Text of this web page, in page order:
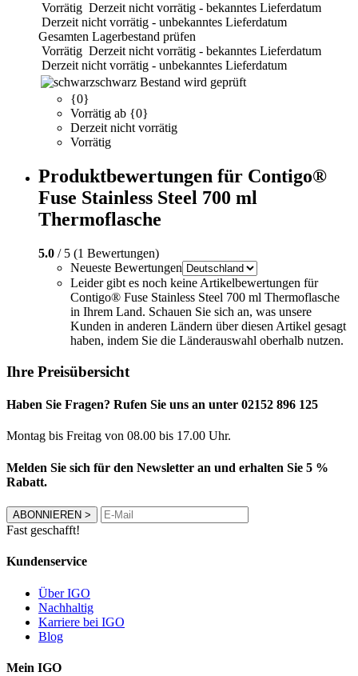
Vorrätig Derzeit nicht vorrätig - bekanntes Lieferdatum
Derzeit nicht vorrätig - unbekanntes Lieferdatum
Gesamten Lagerbestand prüfen
Vorrätig Derzeit nicht vorrätig - bekanntes Lieferdatum
Derzeit nicht vorrätig - unbekanntes Lieferdatum
schwarz Bestand wird geprüft
{0}
Vorrätig ab {0}
Derzeit nicht vorrätig
Vorrätig
Produktbewertungen für Contigo®
Fuse Stainless Steel 700 ml
Thermoflasche
5.0 / 5 (1 Bewertungen)
Neueste Bewertungen
Leider gibt es noch keine Artikelbewertungen für
Contigo® Fuse Stainless Steel 700 ml Thermoflasche
in Ihrem Land. Schauen Sie sich an, was unsere
Kunden in anderen Ländern über diesen Artikel gesagt
haben, indem Sie die Länderauswahl oberhalb nutzen.
Ihre Preisübersicht
Haben Sie Fragen? Rufen Sie uns an unter 02152 896 125
Montag bis Freitag von 08.00 bis 17.00 Uhr.
Melden Sie sich für den Newsletter an und erhalten Sie 5 %
Rabatt.
ABONNIEREN >
Fast geschafft!
Kundenservice
Über IGO
Nachhaltig
Karriere bei IGO
Blog
Mein IGO